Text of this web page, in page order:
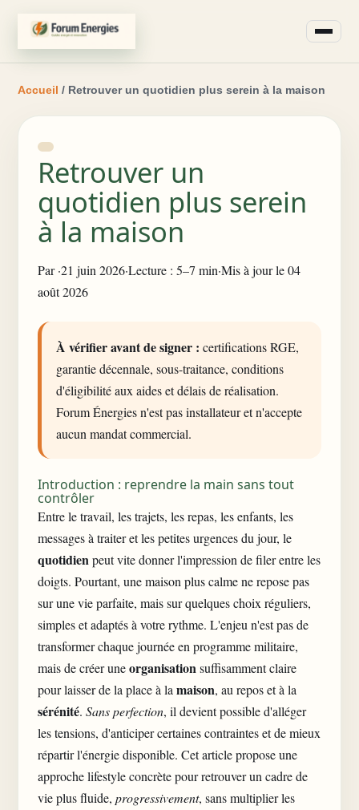
Accueil / Retrouver un quotidien plus serein à la maison
Retrouver un
quotidien plus serein
à la maison
Par·21 juin 2026·Lecture : 5–7 min·Mis à jour le 04
août 2026
À vérifier avant de signer : certifications RGE,
garantie décennale, sous-traitance, conditions
d'éligibilité aux aides et délais de réalisation.
Forum Énergies n'est pas installateur et n'accepte
aucun mandat commercial.
Introduction : reprendre la main sans tout
contrôler
Entre le travail, les trajets, les repas, les enfants, les
messages à traiter et les petites urgences du jour, le
quotidienpeut vite donner l'impression de filer entre les
doigts. Pourtant, une maison plus calme ne repose pas
sur une vie parfaite, mais sur quelques choix réguliers,
simples et adaptés à votre rythme. L'enjeu n'est pas de
transformer chaque journée en programme militaire,
mais de créer uneorganisationsuffisamment claire
pour laisser de la place à la maison, au repos et à la
sérénité. Sans perfection, il devient possible d'alléger
les tensions, d'anticiper certaines contraintes et de mieux
répartir l'énergie disponible. Cet article propose une
approche lifestyle concrète pour retrouver un cadre de
vie plus fluide, progressivement, sans multiplier les